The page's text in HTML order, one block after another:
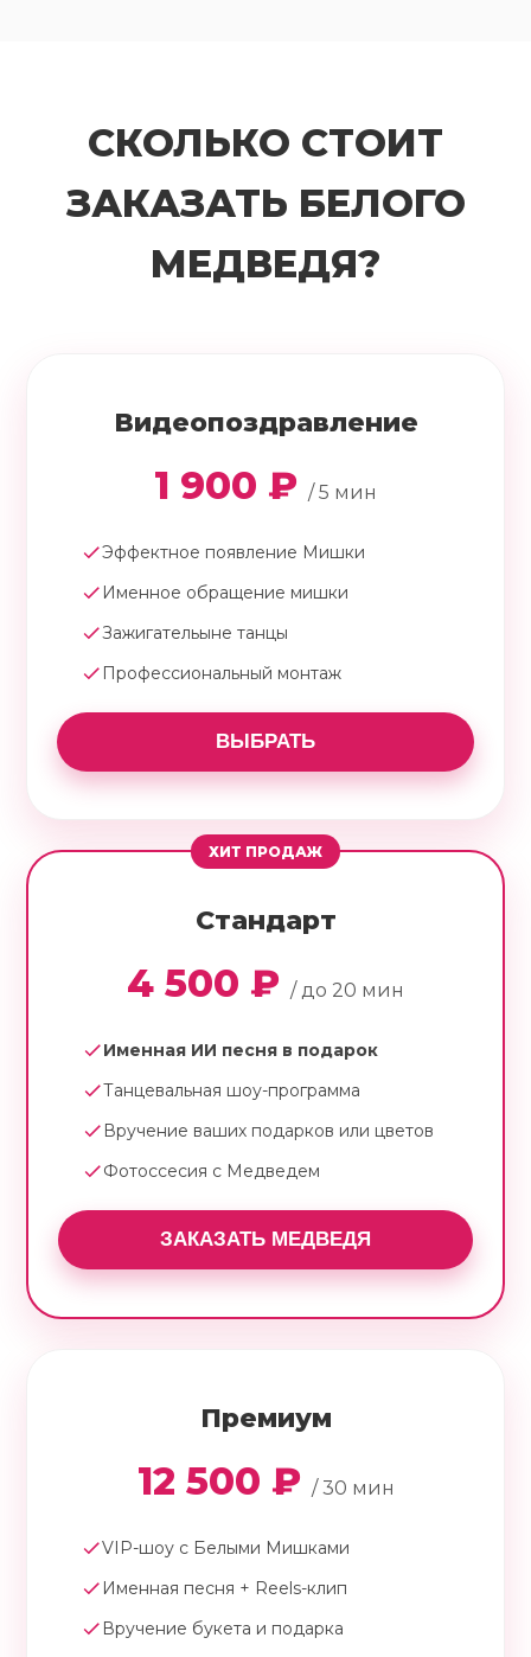
СКОЛЬКО СТОИТ
ЗАКАЗАТЬ БЕЛОГО
МЕДВЕДЯ?
Видеопоздравление
1 900 ₽ / 5 мин
Эффектное появление Мишки
Именное обращение мишки
Зажигательыне танцы
Профессиональный монтаж
ВЫБРАТЬ
ХИТ ПРОДАЖ
Стандарт
4 500 ₽ / до 20 мин
Именная ИИ песня в подарок
Танцевальная шоу-программа
Вручение ваших подарков или цветов
Фотоссесия с Медведем
ЗАКАЗАТЬ МЕДВЕДЯ
Премиум
12 500 ₽ / 30 мин
VIP-шоу с Белыми Мишками
Именная песня + Reels-клип
Вручение букета и подарка